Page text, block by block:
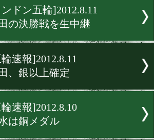
西岡vsドネアのチケット
[ロンドン五輪]2012.8.13
金メダルは7カ国に分散
[五輪速報]2012.8.12
村田、金メダル獲得!